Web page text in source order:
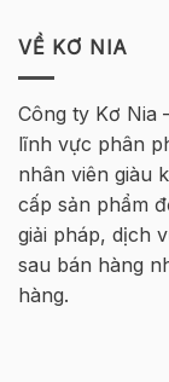
VỀ KƠ NIA
Công ty Kơ Nia
lĩnh vực phân
nhân viên giàu
cấp sản phẩm
giải pháp, dịch
sau bán hàng
hàng.